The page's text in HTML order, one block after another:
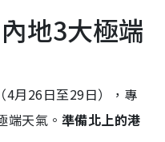
地3大極端
4月26日至29日），專
端天氣。 準備北上的港